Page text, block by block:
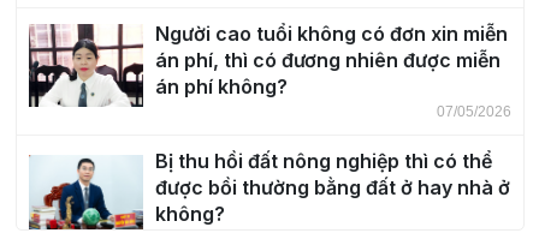
Người cao tuổi không có đơn xin miễn
án phí, thì có đương nhiên được miễn
án phí không?
07/05/2026
Bị thu hồi đất nông nghiệp thì có thể
được bồi thường bằng đất ở hay nhà ở
không?